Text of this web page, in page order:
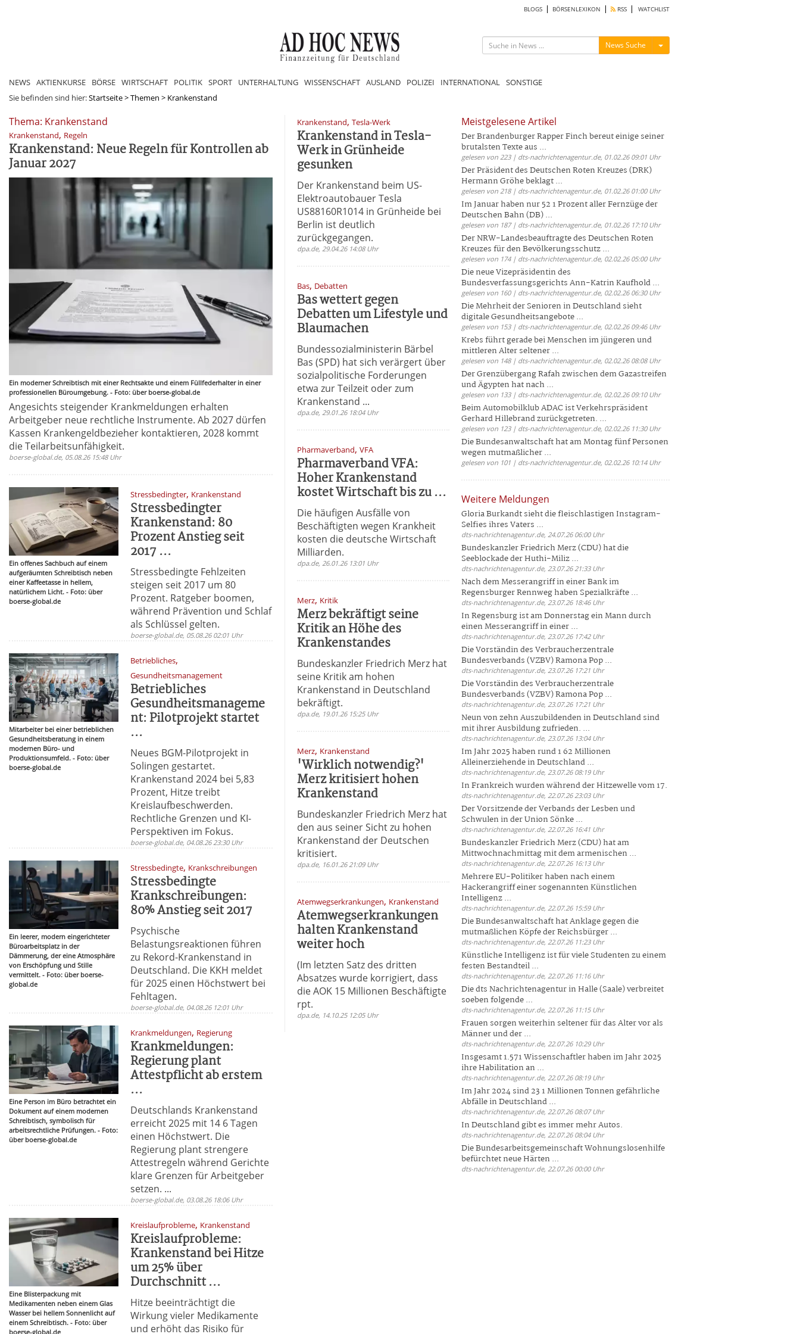
BLOGS BÖRSENLEXIKON RSS WATCHLIST
News Suche Menü ein-/ausblenden
NEWS AKTIENKURSE BÖRSE WIRTSCHAFT POLITIK SPORT UNTERHALTUNG WISSENSCHAFT AUSLAND POLIZEI INTERNATIONAL SONSTIGE
Sie befinden sind hier:Startseite>Themen > Krankenstand
Thema: Krankenstand
Krankenstand, Regeln
Krankenstand: Neue Regeln für Kontrollen ab
Januar 2027
Ein moderner Schreibtisch mit einer Rechtsakte und einem Füllfederhalter in einer
professionellen Büroumgebung. - Foto: über boerse-global.de
Angesichts steigender Krankmeldungen erhalten
Arbeitgeber neue rechtliche Instrumente. Ab 2027 dürfen
Kassen Krankengeldbezieher kontaktieren, 2028 kommt
die Teilarbeitsunfähigkeit.
boerse-global.de, 05.08.26 15:48 Uhr
Ein offenes Sachbuch auf einem
aufgeräumten Schreibtisch neben
einer Kaffeetasse in hellem,
natürlichem Licht. - Foto: über
boerse-global.de
Stressbedingter, Krankenstand
Stressbedingter
Krankenstand: 80
Prozent Anstieg seit
2017 ...
Stressbedingte Fehlzeiten
steigen seit 2017 um 80
Prozent. Ratgeber boomen,
während Prävention und Schlaf
als Schlüssel gelten.
boerse-global.de, 05.08.26 02:01 Uhr
Mitarbeiter bei einer betrieblichen
Gesundheitsberatung in einem
modernen Büro- und
Produktionsumfeld. - Foto: über
boerse-global.de
Betriebliches,
Gesundheitsmanagement
Betriebliches
Gesundheitsmanageme
nt: Pilotprojekt startet
...
Neues BGM-Pilotprojekt in
Solingen gestartet.
Krankenstand 2024 bei 5,83
Prozent, Hitze treibt
Kreislaufbeschwerden.
Rechtliche Grenzen und KI-
Perspektiven im Fokus.
boerse-global.de, 04.08.26 23:30 Uhr
Ein leerer, modern eingerichteter
Büroarbeitsplatz in der
Dämmerung, der eine Atmosphäre
von Erschöpfung und Stille
vermittelt. - Foto: über boerse-
global.de
Stressbedingte, Krankschreibungen
Stressbedingte
Krankschreibungen:
80% Anstieg seit 2017
Psychische
Belastungsreaktionen führen
zu Rekord-Krankenstand in
Deutschland. Die KKH meldet
für 2025 einen Höchstwert bei
Fehltagen.
boerse-global.de, 04.08.26 12:01 Uhr
Eine Person im Büro betrachtet ein
Dokument auf einem modernen
Schreibtisch, symbolisch für
arbeitsrechtliche Prüfungen. - Foto:
über boerse-global.de
Krankmeldungen, Regierung
Krankmeldungen:
Regierung plant
Attestpflicht ab erstem
...
Deutschlands Krankenstand
erreicht 2025 mit 14 6 Tagen
einen Höchstwert. Die
Regierung plant strengere
Attestregeln während Gerichte
klare Grenzen für Arbeitgeber
setzen. ...
boerse-global.de, 03.08.26 18:06 Uhr
Eine Blisterpackung mit
Medikamenten neben einem Glas
Wasser bei hellem Sonnenlicht auf
einem Schreibtisch. - Foto: über
boerse-global.de
Kreislaufprobleme, Krankenstand
Kreislaufprobleme:
Krankenstand bei Hitze
um 25% über
Durchschnitt ...
Hitze beeinträchtigt die
Wirkung vieler Medikamente
und erhöht das Risiko für
Krankenstand, Tesla-Werk
Krankenstand in Tesla-
Werk in Grünheide
gesunken
Der Krankenstand beim US-
Elektroautobauer Tesla
US88160R1014 in Grünheide bei
Berlin ist deutlich
zurückgegangen.
dpa.de, 29.04.26 14:08 Uhr
Bas, Debatten
Bas wettert gegen
Debatten um Lifestyle und
Blaumachen
Bundessozialministerin Bärbel
Bas (SPD) hat sich verärgert über
sozialpolitische Forderungen
etwa zur Teilzeit oder zum
Krankenstand ...
dpa.de, 29.01.26 18:04 Uhr
Pharmaverband, VFA
Pharmaverband VFA:
Hoher Krankenstand
kostet Wirtschaft bis zu ...
Die häufigen Ausfälle von
Beschäftigten wegen Krankheit
kosten die deutsche Wirtschaft
Milliarden.
dpa.de, 26.01.26 13:01 Uhr
Merz, Kritik
Merz bekräftigt seine
Kritik an Höhe des
Krankenstandes
Bundeskanzler Friedrich Merz hat
seine Kritik am hohen
Krankenstand in Deutschland
bekräftigt.
dpa.de, 19.01.26 15:25 Uhr
Merz, Krankenstand
'Wirklich notwendig?'
Merz kritisiert hohen
Krankenstand
Bundeskanzler Friedrich Merz hat
den aus seiner Sicht zu hohen
Krankenstand der Deutschen
kritisiert.
dpa.de, 16.01.26 21:09 Uhr
Atemwegserkrankungen, Krankenstand
Atemwegserkrankungen
halten Krankenstand
weiter hoch
(Im letzten Satz des dritten
Absatzes wurde korrigiert, dass
die AOK 15 Millionen Beschäftigte
rpt.
dpa.de, 14.10.25 12:05 Uhr
Meistgelesene Artikel
Der Brandenburger Rapper Finch bereut einige seiner
brutalsten Texte aus ...
gelesen von 223 | dts-nachrichtenagentur.de, 01.02.26 09:01 Uhr
Der Präsident des Deutschen Roten Kreuzes (DRK)
Hermann Gröhe beklagt ...
gelesen von 218 | dts-nachrichtenagentur.de, 01.02.26 01:00 Uhr
Im Januar haben nur 52 1 Prozent aller Fernzüge der
Deutschen Bahn (DB) ...
gelesen von 187 | dts-nachrichtenagentur.de, 01.02.26 17:10 Uhr
Der NRW-Landesbeauftragte des Deutschen Roten
Kreuzes für den Bevölkerungsschutz ...
gelesen von 174 | dts-nachrichtenagentur.de, 02.02.26 05:00 Uhr
Die neue Vizepräsidentin des
Bundesverfassungsgerichts Ann-Katrin Kaufhold ...
gelesen von 160 | dts-nachrichtenagentur.de, 02.02.26 06:30 Uhr
Die Mehrheit der Senioren in Deutschland sieht
digitale Gesundheitsangebote ...
gelesen von 153 | dts-nachrichtenagentur.de, 02.02.26 09:46 Uhr
Krebs führt gerade bei Menschen im jüngeren und
mittleren Alter seltener ...
gelesen von 148 | dts-nachrichtenagentur.de, 02.02.26 08:08 Uhr
Der Grenzübergang Rafah zwischen dem Gazastreifen
und Ägypten hat nach ...
gelesen von 133 | dts-nachrichtenagentur.de, 02.02.26 09:10 Uhr
Beim Automobilklub ADAC ist Verkehrspräsident
Gerhard Hillebrand zurückgetreten. ...
gelesen von 123 | dts-nachrichtenagentur.de, 02.02.26 11:30 Uhr
Die Bundesanwaltschaft hat am Montag fünf Personen
wegen mutmaßlicher ...
gelesen von 101 | dts-nachrichtenagentur.de, 02.02.26 10:14 Uhr
Weitere Meldungen
Gloria Burkandt sieht die fleischlastigen Instagram-
Selfies ihres Vaters ...
dts-nachrichtenagentur.de, 24.07.26 06:00 Uhr
Bundeskanzler Friedrich Merz (CDU) hat die
Seeblockade der Huthi-Miliz ...
dts-nachrichtenagentur.de, 23.07.26 21:33 Uhr
Nach dem Messerangriff in einer Bank im
Regensburger Rennweg haben Spezialkräfte ...
dts-nachrichtenagentur.de, 23.07.26 18:46 Uhr
In Regensburg ist am Donnerstag ein Mann durch
einen Messerangriff in einer ...
dts-nachrichtenagentur.de, 23.07.26 17:42 Uhr
Die Vorständin des Verbraucherzentrale
Bundesverbands (VZBV) Ramona Pop ...
dts-nachrichtenagentur.de, 23.07.26 17:21 Uhr
Die Vorständin des Verbraucherzentrale
Bundesverbands (VZBV) Ramona Pop ...
dts-nachrichtenagentur.de, 23.07.26 17:21 Uhr
Neun von zehn Auszubildenden in Deutschland sind
mit ihrer Ausbildung zufrieden. ...
dts-nachrichtenagentur.de, 23.07.26 13:04 Uhr
Im Jahr 2025 haben rund 1 62 Millionen
Alleinerziehende in Deutschland ...
dts-nachrichtenagentur.de, 23.07.26 08:19 Uhr
In Frankreich wurden während der Hitzewelle vom 17.
dts-nachrichtenagentur.de, 22.07.26 23:03 Uhr
Der Vorsitzende der Verbands der Lesben und
Schwulen in der Union Sönke ...
dts-nachrichtenagentur.de, 22.07.26 16:41 Uhr
Bundeskanzler Friedrich Merz (CDU) hat am
Mittwochnachmittag mit dem armenischen ...
dts-nachrichtenagentur.de, 22.07.26 16:13 Uhr
Mehrere EU-Politiker haben nach einem
Hackerangriff einer sogenannten Künstlichen
Intelligenz ...
dts-nachrichtenagentur.de, 22.07.26 15:59 Uhr
Die Bundesanwaltschaft hat Anklage gegen die
mutmaßlichen Köpfe der Reichsbürger ...
dts-nachrichtenagentur.de, 22.07.26 11:23 Uhr
Künstliche Intelligenz ist für viele Studenten zu einem
festen Bestandteil ...
dts-nachrichtenagentur.de, 22.07.26 11:16 Uhr
Die dts Nachrichtenagentur in Halle (Saale) verbreitet
soeben folgende ...
dts-nachrichtenagentur.de, 22.07.26 11:15 Uhr
Frauen sorgen weiterhin seltener für das Alter vor als
Männer und der ...
dts-nachrichtenagentur.de, 22.07.26 10:29 Uhr
Insgesamt 1.571 Wissenschaftler haben im Jahr 2025
ihre Habilitation an ...
dts-nachrichtenagentur.de, 22.07.26 08:19 Uhr
Im Jahr 2024 sind 23 1 Millionen Tonnen gefährliche
Abfälle in Deutschland ...
dts-nachrichtenagentur.de, 22.07.26 08:07 Uhr
In Deutschland gibt es immer mehr Autos.
dts-nachrichtenagentur.de, 22.07.26 08:04 Uhr
Die Bundesarbeitsgemeinschaft Wohnungslosenhilfe
befürchtet neue Härten ...
dts-nachrichtenagentur.de, 22.07.26 00:00 Uhr